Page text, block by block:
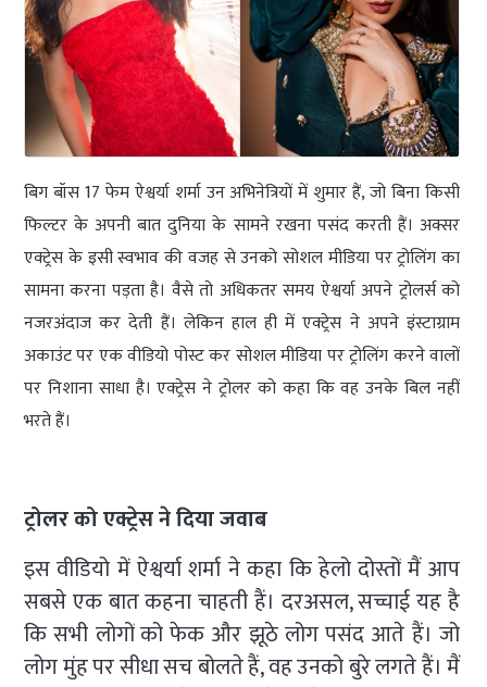
बिग बॉस 17 फेम ऐश्वर्या शर्मा उन अभिनेत्रियों में शुमार हैं, जो बिना किसी
फिल्टर के अपनी बात दुनिया के सामने रखना पसंद करती हैं। अक्सर
एक्ट्रेस के इसी स्वभाव की वजह से उनको सोशल मीडिया पर ट्रोलिंग का
सामना करना पड़ता है। वैसे तो अधिकतर समय ऐश्वर्या अपने ट्रोलर्स को
नजरअंदाज कर देती हैं। लेकिन हाल ही में एक्ट्रेस ने अपने इंस्टाग्राम
अकाउंट पर एक वीडियो पोस्ट कर सोशल मीडिया पर ट्रोलिंग करने वालों
पर निशाना साधा है। एक्ट्रेस ने ट्रोलर को कहा कि वह उनके बिल नहीं
भरते हैं।
ट्रोलर को एक्ट्रेस ने दिया जवाब
इस वीडियो में ऐश्वर्या शर्मा ने कहा कि हेलो दोस्तों मैं आप
सबसे एक बात कहना चाहती हैं। दरअसल, सच्चाई यह है
कि सभी लोगों को फेक और झूठे लोग पसंद आते हैं। जो
लोग मुंह पर सीधा सच बोलते हैं, वह उनको बुरे लगते हैं। मैं